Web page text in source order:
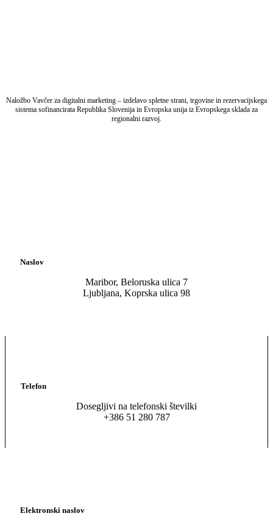
Naložbo Vavčer za digitalni marketing – izdelavo spletne strani, trgovine in rezervacijskega
sistema sofinancirata Republika Slovenija in Evropska unija iz Evropskega sklada za
regionalni razvoj.
Naslov
Maribor, Beloruska ulica 7
Ljubljana, Koprska ulica 98
Telefon
Dosegljivi na telefonski številki
+386 51 280 787
Elektronski naslov